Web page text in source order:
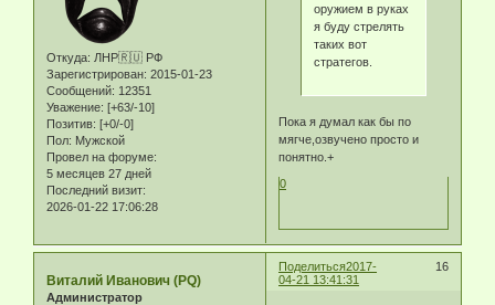
Откуда: ЛНР🇷🇺 РФ
Зарегистрирован: 2015-01-23
Сообщений: 12351
Уважение: [+63/-10]
Позитив: [+0/-0]
Пол: Мужской
Провел на форуме:
5 месяцев 27 дней
Последний визит:
2026-01-22 17:06:28
оружием в руках
я буду стрелять
таких вот
стратегов.
Пока я думал как бы по
мягче,озвучено просто и
понятно.+
0
Поделиться 16
2017-
04-21 13:41:31
Виталий Иванович (PQ)
Администратор